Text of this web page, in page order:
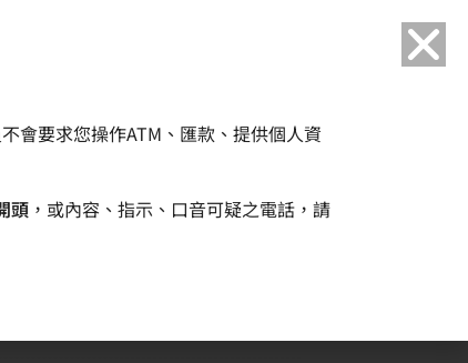
語言
會要求您操作ATM、匯款、提供個人資
頭 ，或內容、指示、口音可疑之電話，請